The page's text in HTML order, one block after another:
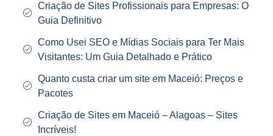
Criação de Sites Profissionais para Empresas: O
Guia Definitivo
Como Usei SEO e Mídias Sociais para Ter Mais
Visitantes: Um Guia Detalhado e Prático
Quanto custa criar um site em Maceió: Preços e
Pacotes
Criação de Sites em Maceió – Alagoas – Sites
Incríveis!